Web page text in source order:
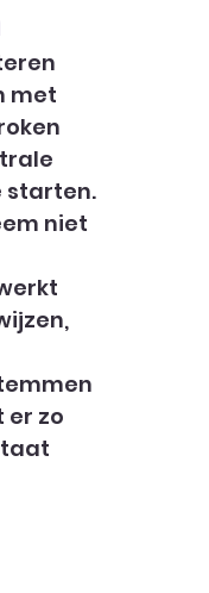
met
starten.
niet
er zo